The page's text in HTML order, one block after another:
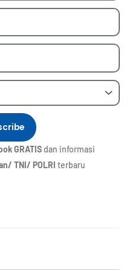
GRATISdan informasi
TNI/ POLRI terbaru